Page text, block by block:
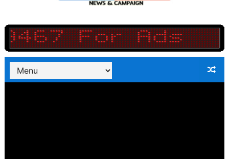
Unggul 3 Gol Kesebelasan MKRE FC Raih Tiket
Jelang HUT RI ke 81Turnamen Olah Anak Muda Kota
Bobby Nasution Fokus Infrastruktur Daerah saat